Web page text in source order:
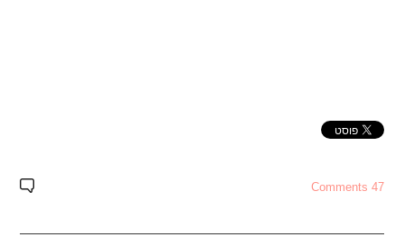
47 Comments